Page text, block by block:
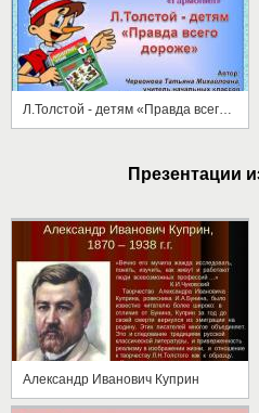
Презентации
Александр Иванович Куприн